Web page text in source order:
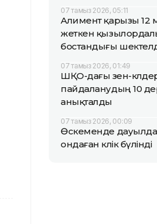
07 тамыз 2026, 05:11
Алимент қарызы 12
жеткен
бостандығы
07 тамыз 2026, 01:49
ШҚО-дағы өзен-
пайдаланудың 10
анықталды
07 тамыз 2026, 00:09
Өскеменде
ондаған көлік бүлінді